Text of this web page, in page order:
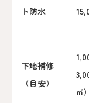
ト防水
下地補修
（目安）
㎡）